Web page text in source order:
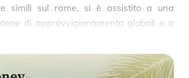
simili sul rame, si è assistito a una
di approvvigionamento globali e a